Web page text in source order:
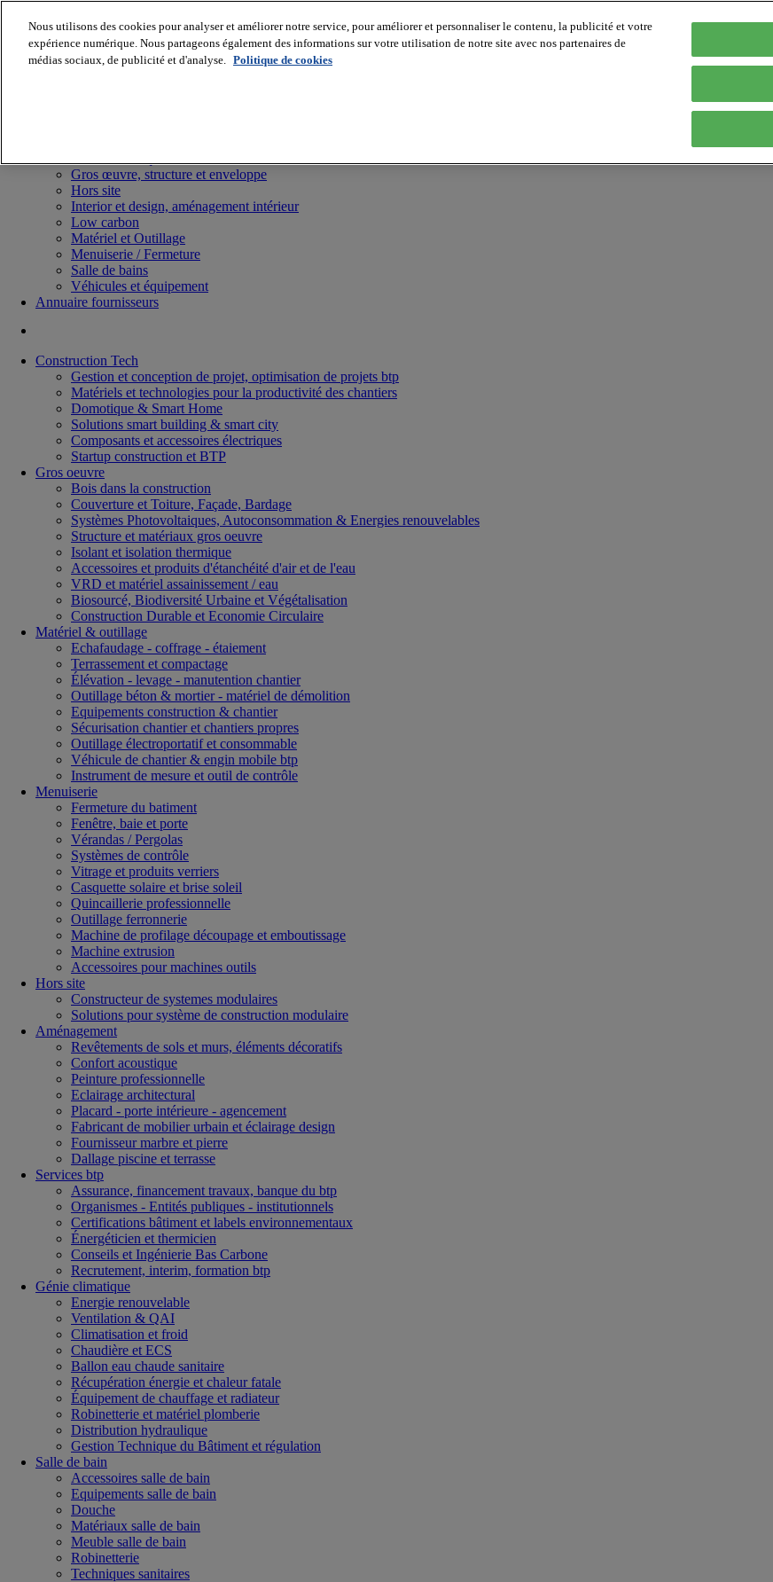
Gros œuvre, structure et enveloppe
Hors site
Interior et design, aménagement intérieur
Low carbon
Matériel et Outillage
Menuiserie / Fermeture
Salle de bains
Véhicules et équipement
Annuaire fournisseurs
Construction Tech
Gestion et conception de projet, optimisation de projets btp
Matériels et technologies pour la productivité des chantiers
Domotique & Smart Home
Solutions smart building & smart city
Composants et accessoires électriques
Startup construction et BTP
Gros oeuvre
Bois dans la construction
Couverture et Toiture, Façade, Bardage
Systèmes Photovoltaiques, Autoconsommation & Energies renouvelables
Structure et matériaux gros oeuvre
Isolant et isolation thermique
Accessoires et produits d'étanchéité d'air et de l'eau
VRD et matériel assainissement / eau
Biosourcé, Biodiversité Urbaine et Végétalisation
Construction Durable et Economie Circulaire
Matériel & outillage
Echafaudage - coffrage - étaiement
Terrassement et compactage
Élévation - levage - manutention chantier
Outillage béton & mortier - matériel de démolition
Equipements construction & chantier
Sécurisation chantier et chantiers propres
Outillage électroportatif et consommable
Véhicule de chantier & engin mobile btp
Instrument de mesure et outil de contrôle
Menuiserie
Fermeture du batiment
Fenêtre, baie et porte
Vérandas / Pergolas
Systèmes de contrôle
Vitrage et produits verriers
Casquette solaire et brise soleil
Quincaillerie professionnelle
Outillage ferronnerie
Machine de profilage découpage et emboutissage
Machine extrusion
Accessoires pour machines outils
Hors site
Constructeur de systemes modulaires
Solutions pour système de construction modulaire
Aménagement
Revêtements de sols et murs, éléments décoratifs
Confort acoustique
Peinture professionnelle
Eclairage architectural
Placard - porte intérieure - agencement
Fabricant de mobilier urbain et éclairage design
Fournisseur marbre et pierre
Dallage piscine et terrasse
Services btp
Assurance, financement travaux, banque du btp
Organismes - Entités publiques - institutionnels
Certifications bâtiment et labels environnementaux
Énergéticien et thermicien
Conseils et Ingénierie Bas Carbone
Recrutement, interim, formation btp
Génie climatique
Energie renouvelable
Ventilation & QAI
Climatisation et froid
Chaudière et ECS
Ballon eau chaude sanitaire
Récupération énergie et chaleur fatale
Équipement de chauffage et radiateur
Robinetterie et matériel plomberie
Distribution hydraulique
Gestion Technique du Bâtiment et régulation
Salle de bain
Accessoires salle de bain
Equipements salle de bain
Douche
Matériaux salle de bain
Meuble salle de bain
Robinetterie
Techniques sanitaires
Nous utilisons des cookies pour analyser et améliorer notre service, pour améliorer et personnaliser le contenu, la publicité et votre
expérience numérique. Nous partageons également des informations sur votre utilisation de notre site avec nos partenaires de
médias sociaux, de publicité et d'analyse. Politique de cookies